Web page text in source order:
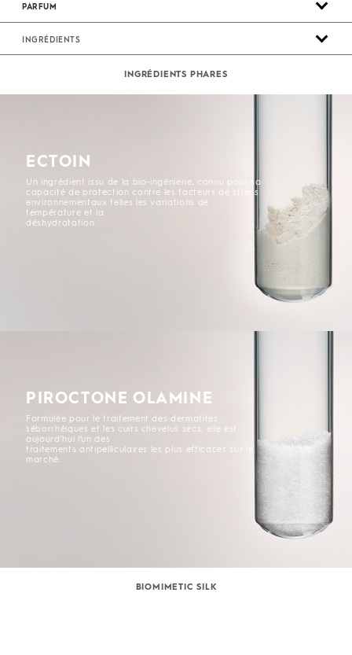
PARFUM
INGRÉDIENTS
INGRÉDIENTS PHARES
ECTOIN
Un ingrédient issu de la bio-ingénierie, connu pour sa
capacité de protection contre les facteurs de stress
environnementaux telles les variations de
température et la
déshydratation.
PIROCTONE OLAMINE
Formulée pour le traitement des dermatites
séborrhéiques et les cuirs chevelus secs, elle est
aujourd’hui l’un des
traitements antipelliculaires les plus efficaces sur le
marché.
BIOMIMETIC SILK